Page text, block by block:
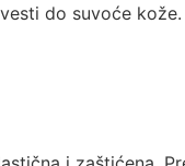
do suvoće